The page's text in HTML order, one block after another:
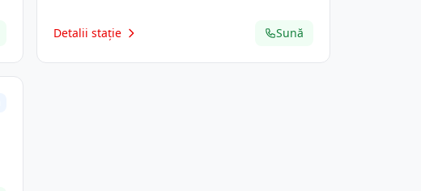
Detalii stație Sună